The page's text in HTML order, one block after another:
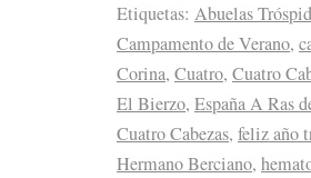
Etiquetas: Abuelas
Campamento de Verano,
Corina, Cuatro, Cuatro
El Bierzo, España A Ras
Cuatro Cabezas, feliz año
Hermano Berciano,